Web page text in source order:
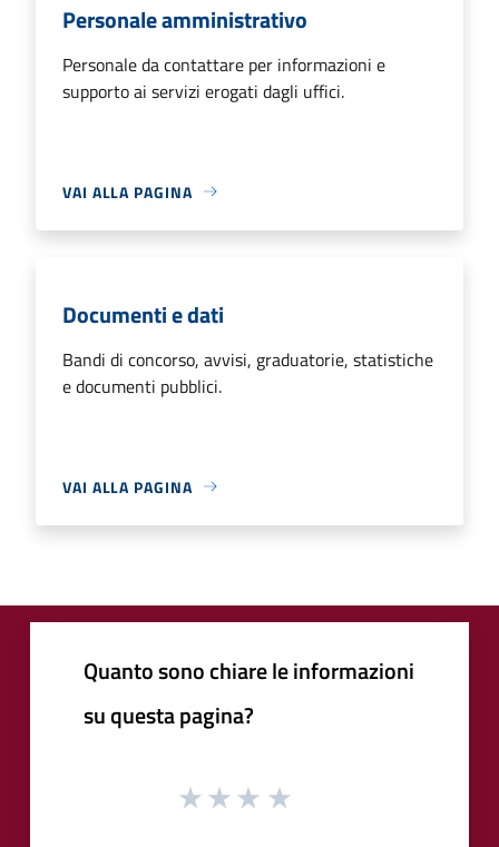
Personale amministrativo
Personale da contattare per informazioni e
supporto ai servizi erogati dagli uffici.
VAI ALLA PAGINA
Documenti e dati
Bandi di concorso, avvisi, graduatorie, statistiche
e documenti pubblici.
VAI ALLA PAGINA
Quanto sono chiare le informazioni
su questa pagina?